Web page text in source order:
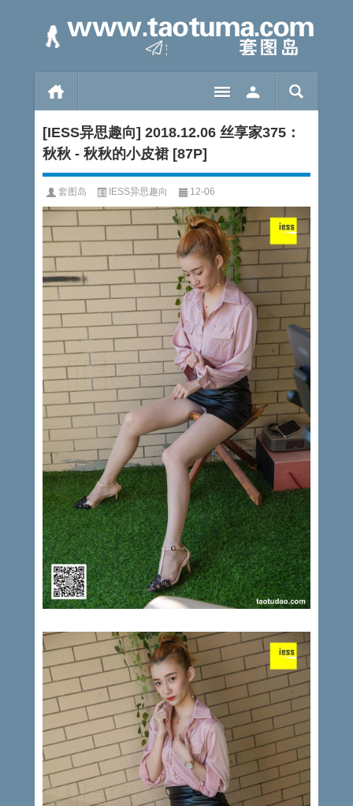
[IESS异思趣向] 2018.12.06 丝享家375：
秋秋 - 秋秋的小皮裙 [87P]
套图岛 IESS异思趣向 12-06